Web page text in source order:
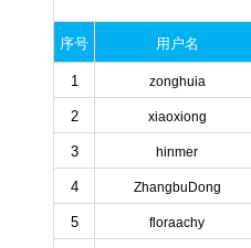
序号 用户名
1 zonghuia
2 xiaoxiong
3 hinmer
4 ZhangbuDong
5 floraachy